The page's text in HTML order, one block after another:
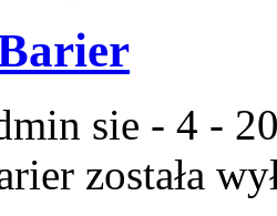
sie - 4 -
została